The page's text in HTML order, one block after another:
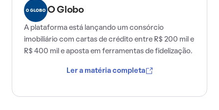
O Globo
A plataforma está lançando um consórcio
imobiliário com cartas de crédito entre R$ 200 mil e
R$ 400 mil e aposta em ferramentas de fidelização.
Ler a matéria completa